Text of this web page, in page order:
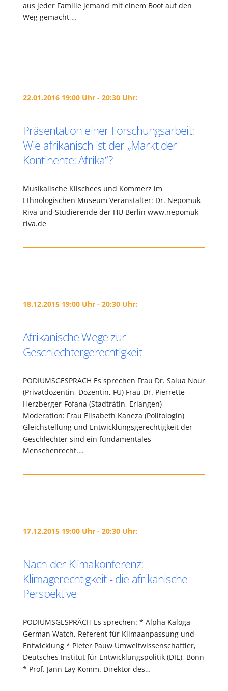
aus jeder Familie jemand mit einem Boot auf den
Weg gemacht,…
22.01.2016 19:00 Uhr - 20:30 Uhr:
Präsentation einer Forschungsarbeit:
Wie afrikanisch ist der „Markt der
Kontinente: Afrika“?
Musikalische Klischees und Kommerz im
Ethnologischen Museum Veranstalter: Dr. Nepomuk
Riva und Studierende der HU Berlin www.nepomuk-
riva.de
18.12.2015 19:00 Uhr - 20:30 Uhr:
Afrikanische Wege zur
Geschlechtergerechtigkeit
PODIUMSGESPRÄCH Es sprechen Frau Dr. Salua Nour
(Privatdozentin, Dozentin, FU) Frau Dr. Pierrette
Herzberger-Fofana (Stadträtin, Erlangen)
Moderation: Frau Elisabeth Kaneza (Politologin)
Gleichstellung und Entwicklungsgerechtigkeit der
Geschlechter sind ein fundamentales
Menschenrecht.…
17.12.2015 19:00 Uhr - 20:30 Uhr:
Nach der Klimakonferenz:
Klimagerechtigkeit - die afrikanische
Perspektive
PODIUMSGESPRÄCH Es sprechen: * Alpha Kaloga
German Watch, Referent für Klimaanpassung und
Entwicklung * Pieter Pauw Umweltwissenschaftler,
Deutsches Institut für Entwicklungspolitik (DIE), Bonn
* Prof. Jann Lay Komm. Direktor des…